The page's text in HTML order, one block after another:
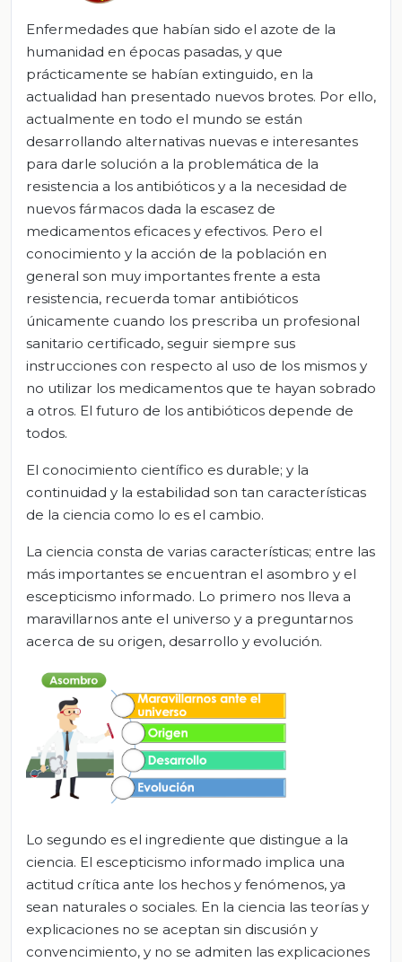
Enfermedades que habían sido el azote de la
humanidad en épocas pasadas, y que
prácticamente se habían extinguido, en la
actualidad han presentado nuevos brotes. Por ello,
actualmente en todo el mundo se están
desarrollando alternativas nuevas e interesantes
para darle solución a la problemática de la
resistencia a los antibióticos y a la necesidad de
nuevos fármacos dada la escasez de
medicamentos eficaces y efectivos. Pero el
conocimiento y la acción de la población en
general son muy importantes frente a esta
resistencia, recuerda tomar antibióticos
únicamente cuando los prescriba un profesional
sanitario certificado, seguir siempre sus
instrucciones con respecto al uso de los mismos y
no utilizar los medicamentos que te hayan sobrado
a otros. El futuro de los antibióticos depende de
todos.
El conocimiento científico es durable; y la
continuidad y la estabilidad son tan características
de la ciencia como lo es el cambio.
La ciencia consta de varias características; entre las
más importantes se encuentran el asombro y el
escepticismo informado. Lo primero nos lleva a
maravillarnos ante el universo y a preguntarnos
acerca de su origen, desarrollo y evolución.
Lo segundo es el ingrediente que distingue a la
ciencia. El escepticismo informado implica una
actitud crítica ante los hechos y fenómenos, ya
sean naturales o sociales. En la ciencia las teorías y
explicaciones no se aceptan sin discusión y
convencimiento, y no se admiten las explicaciones